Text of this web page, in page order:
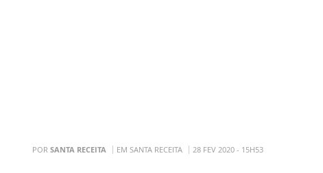
POR SANTA RECEITA EM SANTA RECEITA 28 FEV 2020 - 15H53